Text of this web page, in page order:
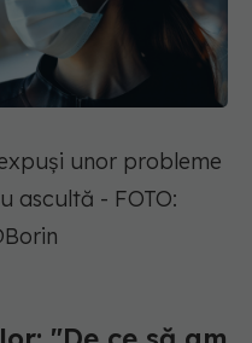
unor probleme
ascultă - FOTO: